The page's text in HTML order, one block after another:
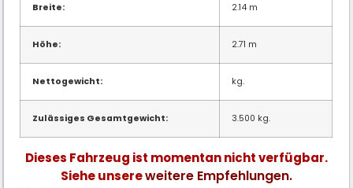
Breite: 2.14 m
Höhe: 2.71 m
Nettogewicht: kg.
Zulässiges Gesamtgewicht: 3.500 kg.
Dieses Fahrzeug ist momentan nicht verfügbar.
Siehe unsereweitere Empfehlungen.